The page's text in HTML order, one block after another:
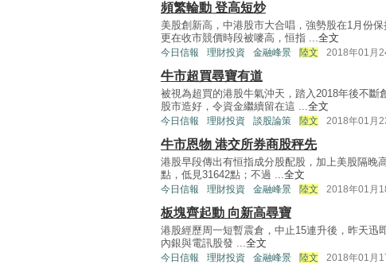
頻繁輪動 登高短炒
美股創新高，中港股市大合唱，強勢股在1月份
更在收市競價時段被嘜高，恒指 ...全文
今日信報 理財投資 金融峰景 陸文 2018年01月
牛市超買尋寶有道
被視為超買的港股牛氣沖天，踏入2018年後不
股市造好，令資金繼續留在這 ...全文
今日信報 理財投資 談股論策 陸文 2018年01月
牛市恩物 港交所券商股秤先
港股早段傳出有恒指成分股配股，加上美股隔晚
點，低見31642點；不過 ...全文
今日信報 理財投資 金融峰景 陸文 2018年01月
板塊齊起動 向新高尋寶
港股經歷周一短暫震倉，中止15連升後，昨天迅
內銀與電訊股發 ...全文
今日信報 理財投資 金融峰景 陸文 2018年01月